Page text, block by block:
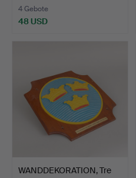
4 Gebote
48 USD
WANDDEKORATION, Tre